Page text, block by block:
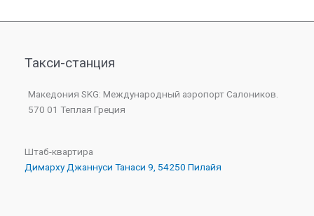
Такси-станция
Македония SKG: Международный аэропорт Салоников.
570 01 Теплая Греция
Штаб-квартира
Димарху Джаннуси Танаси 9, 54250 Пилайя